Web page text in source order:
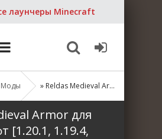
лаунчеры Minecraft
Моды » Reldas Medieval Armor для Майнкрафт [1.20.1, 1.19.4, 1.18.2]
Armor для
[1.20.1, 1.19.4,